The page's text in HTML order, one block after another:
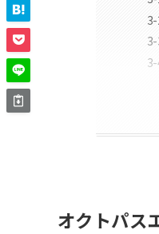
オクトパス